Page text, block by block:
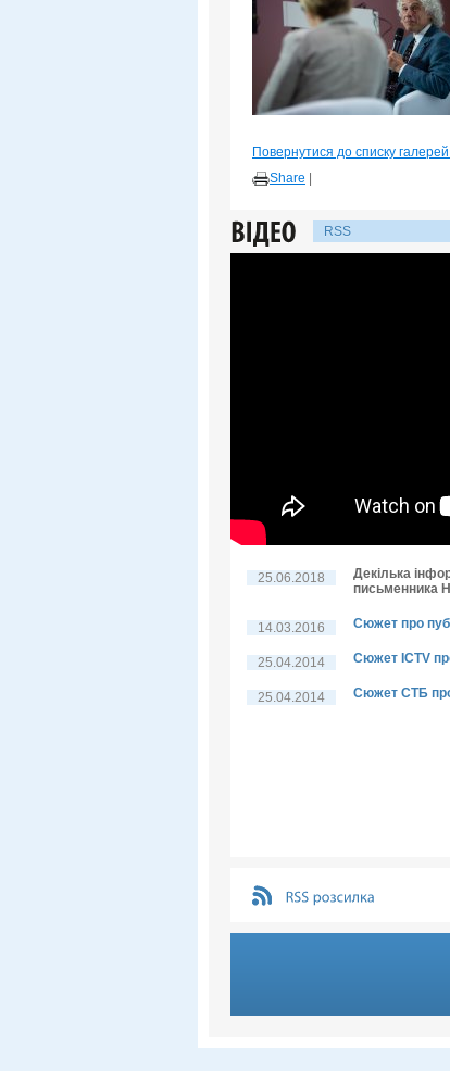
Повернутися до списку
Share
RSS
25.06.2018
Декілька
письменника
14.03.2016 Сюжет про
25.04.2014 Сюжет ICTV
25.04.2014 Сюжет СТБ